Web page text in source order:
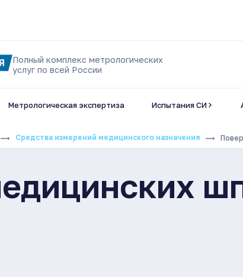
Полный комплекс метрологических
услуг по всей России
Метрологическая экспертиза Испытания СИ
Средства измерений медицинского назначения